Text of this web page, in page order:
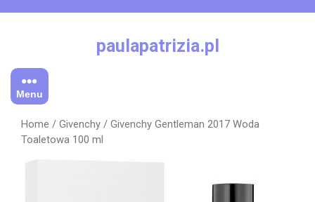
paulapatrizia.pl
Menu
Home / Givenchy / Givenchy Gentleman 2017 Woda
Toaletowa 100 ml